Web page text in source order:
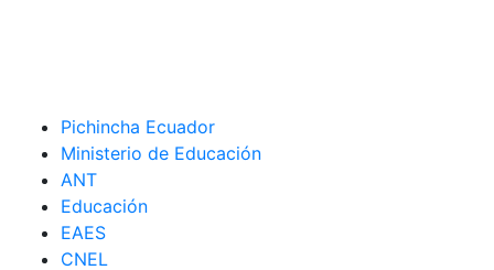
Pichincha Ecuador
Ministerio de Educación
ANT
Educación
EAES
CNEL